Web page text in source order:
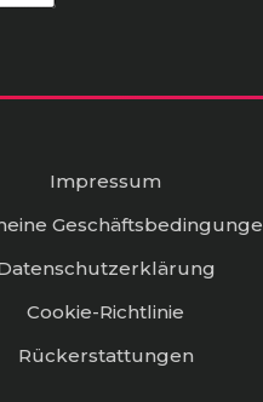
Impressum
Cookie-Richtlinie
Rückerstattungen